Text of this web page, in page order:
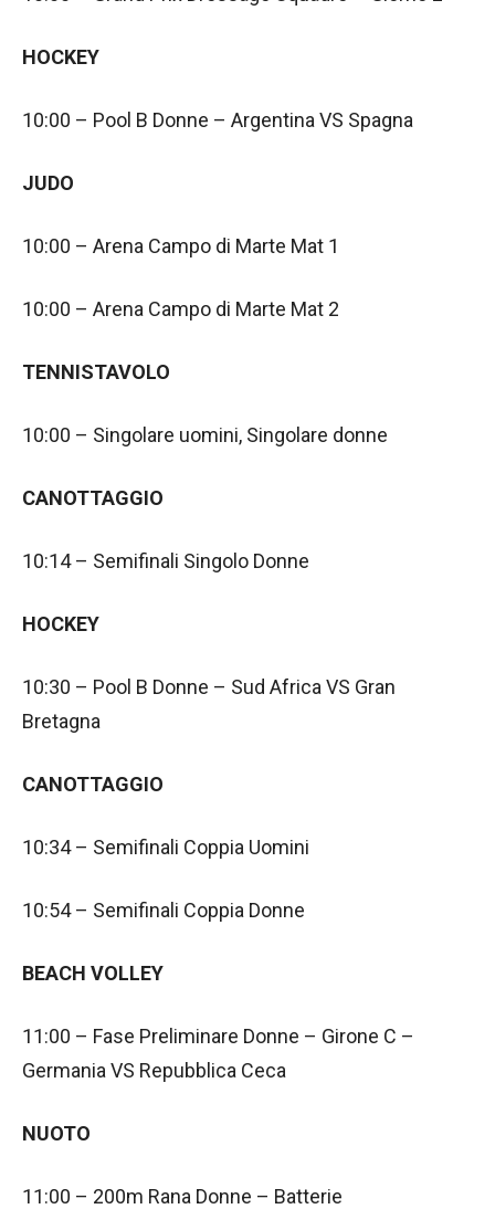
HOCKEY
10:00 – Pool B Donne – Argentina VS Spagna
JUDO
10:00 – Arena Campo di Marte Mat 1
10:00 – Arena Campo di Marte Mat 2
TENNISTAVOLO
10:00 – Singolare uomini, Singolare donne
CANOTTAGGIO
10:14 – Semifinali Singolo Donne
HOCKEY
10:30 – Pool B Donne – Sud Africa VS Gran
Bretagna
CANOTTAGGIO
10:34 – Semifinali Coppia Uomini
10:54 – Semifinali Coppia Donne
BEACH VOLLEY
11:00 – Fase Preliminare Donne – Girone C –
Germania VS Repubblica Ceca
NUOTO
11:00 – 200m Rana Donne – Batterie